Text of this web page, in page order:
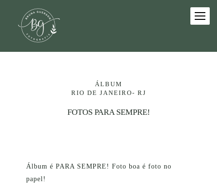
ÁLBUM
RIO DE JANEIRO- RJ
FOTOS PARA SEMPRE!
Álbum é PARA SEMPRE! Foto boa é foto no
papel!